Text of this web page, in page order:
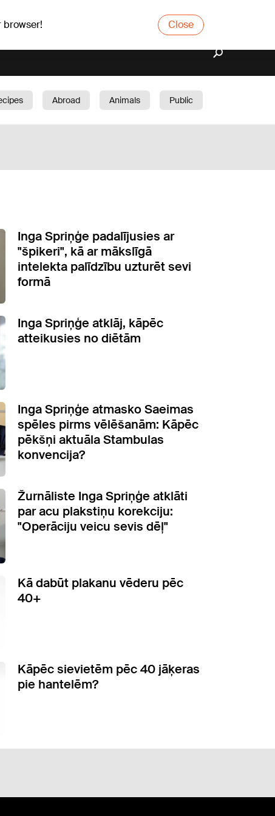
browser! Close
Abroad Animals
Public
Inga Spriņģe padalījusies ar
"špikeri", kā ar mākslīgā
intelekta palīdzību uzturēt sevi
formā
Inga Spriņģe atklāj, kāpēc
atteikusies no diētām
Inga Spriņģe atmasko Saeimas
spēles pirms vēlēšanām: Kāpēc
pēkšņi aktuāla Stambulas
konvencija?
Žurnāliste Inga Spriņģe atklāti
par acu plakstiņu korekciju:
"Operāciju veicu sevis dēļ"
Kā dabūt plakanu vēderu pēc
40+
Kāpēc sievietēm pēc 40 jāķeras
pie hantelēm?